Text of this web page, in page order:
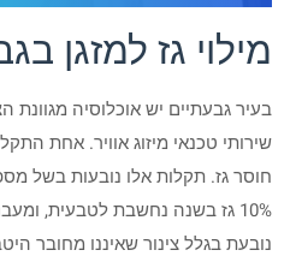
מילוי גז למזגן
בעיר גבעתיים יש אוכלוסיה מגוונת
שירותי טכנאי מיזוג אוויר. אחת
חוסר גז. תקלות אלו נובעות בשל
10% גז בשנה נחשבת לטבעית,
נובעת בגלל צינור שאיננו מחובר